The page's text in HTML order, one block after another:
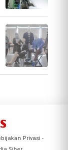
Privasi